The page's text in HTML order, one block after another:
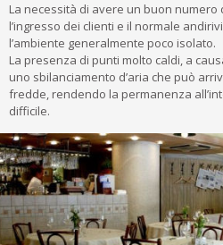
La necessità di avere un buon
l’ingresso dei clienti e il normale
l’ambiente generalmente poco isolato.
La presenza di punti molto caldi, a
uno sbilanciamento d’aria che può
fredde, rendendo la permanenza
difficile.